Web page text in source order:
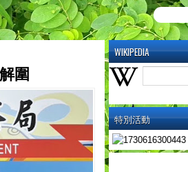
WIKIPEDIA
特別活動
圍